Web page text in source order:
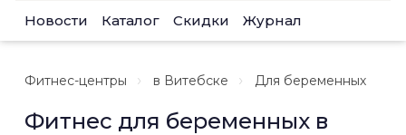
Новости Каталог Скидки Журнал
Фитнес-центры в Витебске Для беременных
Фитнес для беременных в